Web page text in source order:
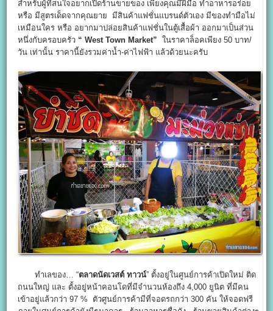
สำหรับผู้ที่สนใจอยากเปิดร้านขายของ เพียงคุณมีฝีมือ ทำอาหารอร่อย
หรือ มีสูตรเด็ดจากคุณยาย มีสินค้าแฟชั่นแบรนด์ตัวเอง มีของทำมือไม่
เหมือนใคร หรือ อยากมาปล่อยสินค้าแฟชั่นในตู้เสื้อผ้า ออกมาเป็นส่วน
หนึ่งกับครอบครัว “ West Town Market” ในราคาล็อคเพียง 50 บาท/
วัน เท่านั้น ราคานี้ยังรวมค่าน้ำ-ค่าไฟฟ้า แล้วด้วยนะครับ
ทำเลของ… “ตลาดนัดเวสต์ ทาวน์” ตั้งอยู่ในศูนย์การค้าเปิดใหม่ ติด
ถนนใหญ่ และ ตั้งอยู่หน้าคอนโดที่มีจำนวนห้องถึง 4,000 ยูนิต ที่มีคน
เข้าอยู่แล้วกว่า 97 % ตัวศูนย์การค้ามีที่จอดรถกว่า 300 คัน ให้จอดฟรี